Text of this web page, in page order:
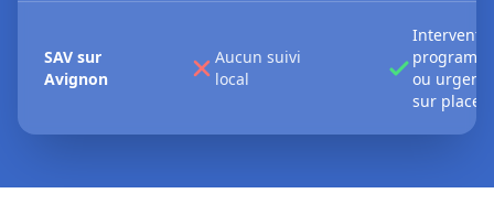
SAV sur
Avignon
Aucun suivi
local
ou urgente
sur place